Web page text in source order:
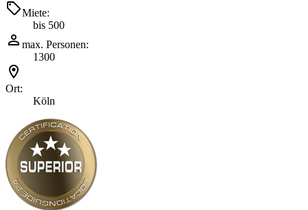
Miete:
bis 500
max. Personen:
1300
Ort:
Köln